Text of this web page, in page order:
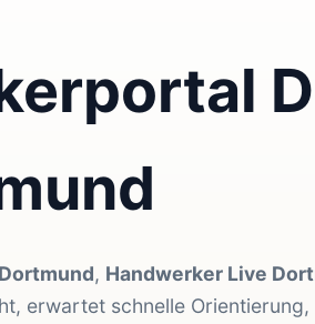
, Handwerker Live
erwartet schnelle